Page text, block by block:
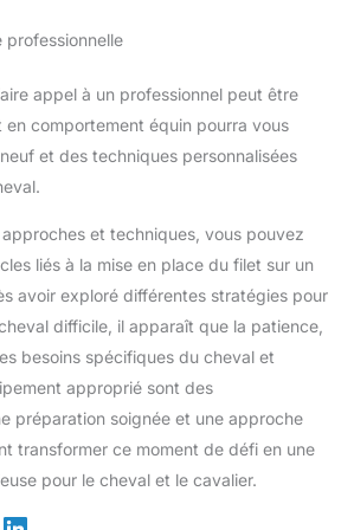
professionnelle
appel à un professionnel peut être
en comportement équin pourra vous
et des techniques personnalisées
et techniques, vous pouvez
liés à la mise en place du filet sur un
avoir exploré différentes stratégies pour
difficile, il apparaît que la patience,
besoins spécifiques du cheval et
approprié sont des
préparation soignée et une approche
transformer ce moment de défi en une
pour le cheval et le cavalier.